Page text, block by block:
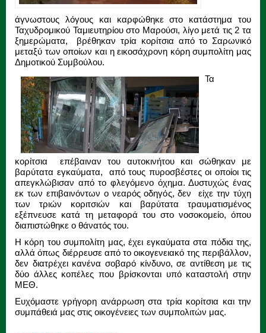
άγνωστους λόγους και καρφώθηκε στο κατάστημα του
Ταχυδρομικού Ταμιευτηρίου στο Μαρούσι, λίγο μετά τις 2 τα
ξημερώματα, βρέθηκαν τρία κορίτσια από το Σαρωνικό
μεταξύ των οποίων και η εικοσάχρονη κόρη συμπολίτη μας
Δημοτικού Συμβούλου.
Τα
κορίτσια επέβαιναν του αυτοκινήτου και σώθηκαν με
βαρύτατα εγκαύματα, από τους πυροσβέστες οι οποίοι τις
απεγκλώβισαν από το φλεγόμενο όχημα. Δυστυχώς ένας
εκ των επιβαινόντων ο νεαρός οδηγός, δεν είχε την τύχη
των τριών κοριτσιών και βαρύτατα τραυματισμένος
εξέπνευσε κατά τη μεταφορά του στο νοσοκομείο, όπου
διαπιστώθηκε ο θάνατός του.
Η κόρη του συμπολίτη μας, έχει εγκαύματα στα πόδια της,
αλλά όπως διέρρευσε από το οικογενειακό της περιβάλλον,
δεν διατρέχει κανένα σοβαρό κίνδυνο, σε αντίθεση με τις
δύο άλλες κοπέλες που βρίσκονται υπό καταστολή στην
ΜΕΘ.
Ευχόμαστε γρήγορη ανάρρωση στα τρία κορίτσια και την
συμπάθειά μας στις οικογένειες των συμπολιτών μας.